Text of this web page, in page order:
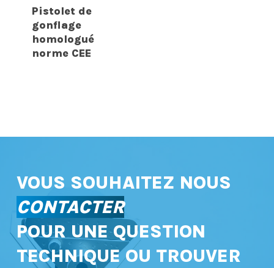
Pistolet de
gonflage
homologué
norme CEE
VOUS SOUHAITEZ NOUS
CONTACTER
POUR UNE QUESTION
TECHNIQUE OU TROUVER